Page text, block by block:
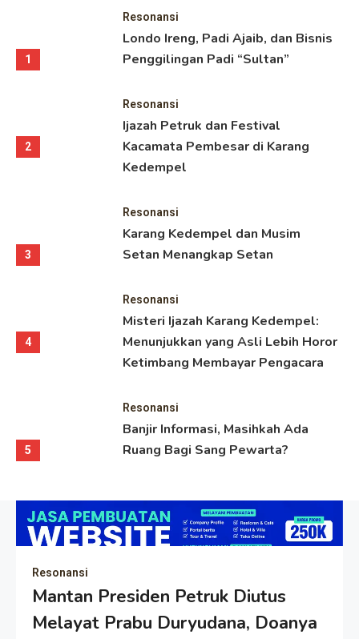
1
Resonansi
Londo Ireng, Padi Ajaib, dan Bisnis
Penggilingan Padi “Sultan”
2
Resonansi
Ijazah Petruk dan Festival
Kacamata Pembesar di Karang
Kedempel
3
Resonansi
Karang Kedempel dan Musim
Setan Menangkap Setan
4
Resonansi
Misteri Ijazah Karang Kedempel:
Menunjukkan yang Asli Lebih Horor
Ketimbang Membayar Pengacara
5
Resonansi
Banjir Informasi, Masihkah Ada
Ruang Bagi Sang Pewarta?
Resonansi
Mantan Presiden Petruk Diutus
Melayat Prabu Duryudana, Doanya